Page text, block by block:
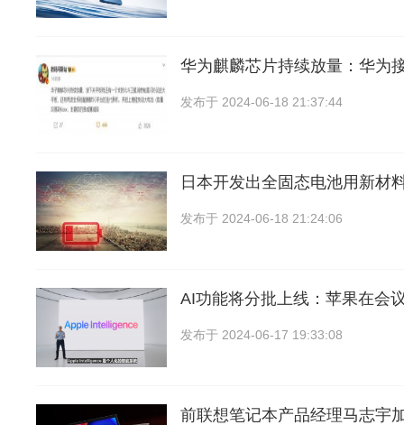
华为麒麟芯片持续放量：华为
发布于 2024-06-18 21:37:44
日本开发出全固态电池用新材
发布于 2024-06-18 21:24:06
AI功能将分批上线：苹果在会
发布于 2024-06-17 19:33:08
前联想笔记本产品经理马志宇